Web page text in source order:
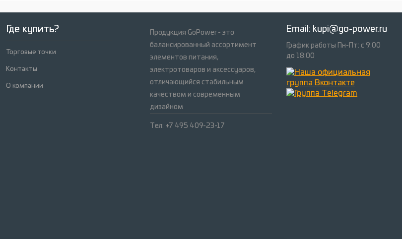
Где купить?
Торговые точки
Контакты
О компании
Продукция GoPower - это
балансированный ассортимент
элементов питания,
электротоваров и аксессуаров,
отличающийся стабильным
качеством и современным
дизайном
Тел: +7 495 409-23-17
Email: kupi@go-power.ru
График работы Пн-Пт: с 9:00
до 18:00